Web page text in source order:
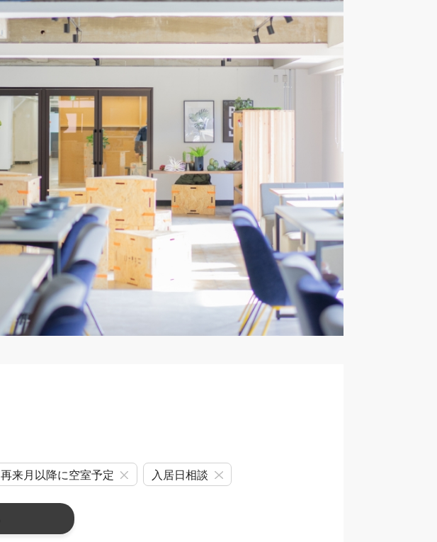
再来月以降に空室予定 入居日相談